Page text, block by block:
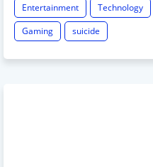
Entertainment
Technology
Gaming
suicide